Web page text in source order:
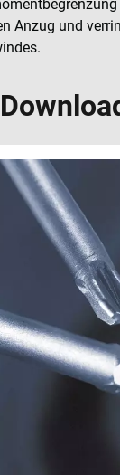
Anzug und